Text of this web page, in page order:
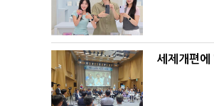
세제개편에